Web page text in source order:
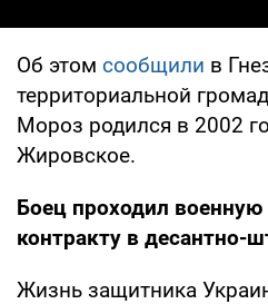
Об этом сообщили в
территориальной
Мороз родился в 2002
Жировское.
Боец проходил
контракту в десантно-
Жизнь защитника